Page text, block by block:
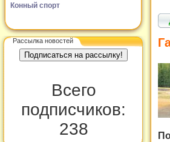
Конный спорт
Рассылка новостей
Всего
подписчиков:
238